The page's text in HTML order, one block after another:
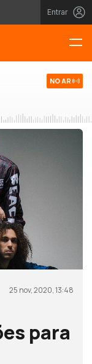
Entrar
NO AR
25 nov, 2020, 13:48
para